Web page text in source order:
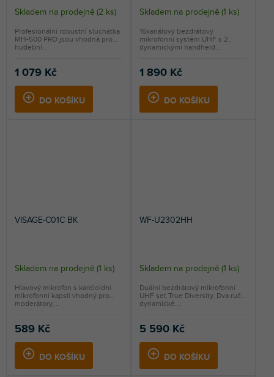
Skladem na prodejně (2 ks)
1 079 Kč
DO KOŠÍKU
Profesionální robustní sluchátka
MH-500 PRO jsou vhodná pro
hudební...
Skladem na prodejně (1 ks)
1 890 Kč
DO KOŠÍKU
16kanálový bezdrátový
mikrofonní systém UHF s 2
dynamickými handheld...
VISAGE-C01C BK
Skladem na prodejně (1 ks)
589 Kč
DO KOŠÍKU
Hlavový mikrofon s kardioidní
mikrofonní kapslí vhodný pro
moderátory,...
WF-U2302HH
Skladem na prodejně (1 ks)
5 590 Kč
DO KOŠÍKU
Duální bezdrátový mikrofonní
UHF set True Diversity. Dva ruční
dynamické...